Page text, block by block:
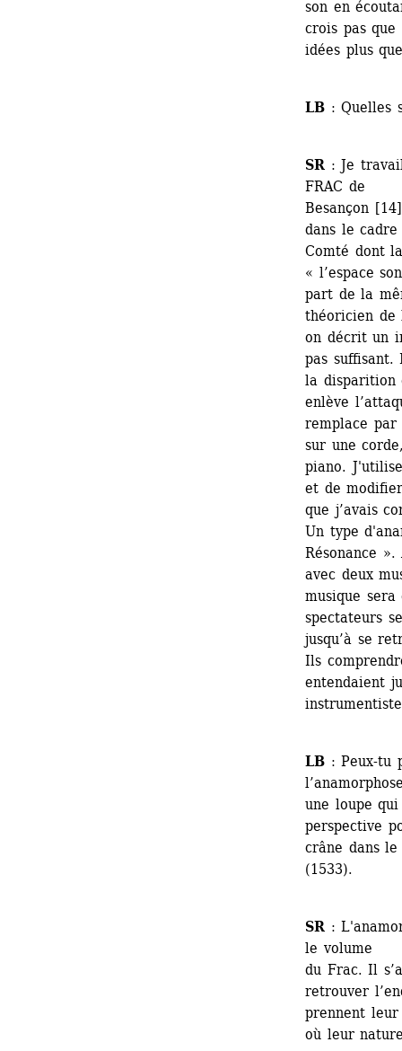
son en
crois pas
idées plus
LB : Quelles
SR : Je
FRAC de
Besançon
dans le cadre
Comté dont
« l’espace
part de la
théoricien de
on décrit un
pas
la disparition
enlève
remplace par
sur une
piano.
et de
que j’avais
Un type
Résonance
avec deux
musique sera
spectateurs
jusqu’à se
Ils
entendaient
LB : Peux-tu
une loupe
perspective
crâne dans
(1533).
SR :
le volume
du Frac. Il
retrouver
prennent
où leur